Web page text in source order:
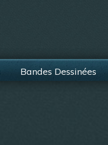
Bandes Dessinées